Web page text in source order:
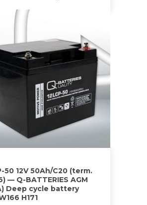
50 12V 50Ah/C20 (term.
— Q-BATTERIES AGM
Deep cycle battery
H171